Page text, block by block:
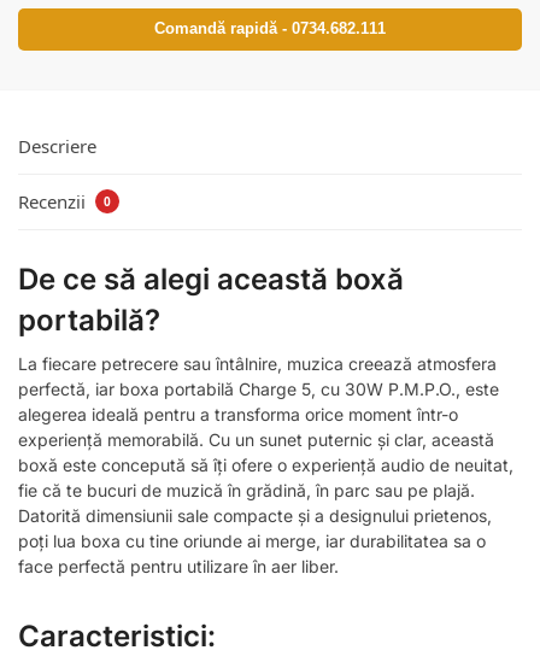
Comandă rapidă - 0734.682.111
Descriere
Recenzii 0
De ce să alegi această boxă
portabilă?
La fiecare petrecere sau întâlnire, muzica creează atmosfera
perfectă, iar boxa portabilă Charge 5, cu 30W P.M.P.O., este
alegerea ideală pentru a transforma orice moment într-o
experiență memorabilă. Cu un sunet puternic și clar, această
boxă este concepută să îți ofere o experiență audio de neuitat,
fie că te bucuri de muzică în grădină, în parc sau pe plajă.
Datorită dimensiunii sale compacte și a designului prietenos,
poți lua boxa cu tine oriunde ai merge, iar durabilitatea sa o
face perfectă pentru utilizare în aer liber.
Caracteristici: